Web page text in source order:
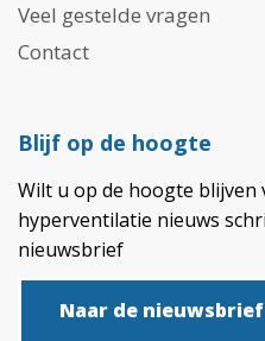
Veel gestelde vragen
Contact
Blijf op de hoogte
Wilt u op de hoogte blijven
hyperventilatie nieuws
nieuwsbrief
Naar de nieuwsbrief